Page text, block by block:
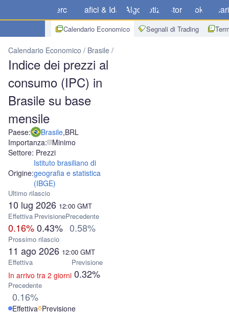
Mercati Grafici & Idee Algo Notizie Store Broker
Calendario Economico Segnali di Trading
Calendario Economico Brasile
Indice dei prezzi al
consumo (IPC) in
Brasile su base
mensile
Paese: Brasile,BRL
Importanza: Minimo
Settore: Prezzi
Origine:
Istituto brasiliano di
geografia e statistica
(IBGE)
Ultimo rilascio
10 lug 2026 12:00 GMT
Effettiva
0.16%
Previsione
0.43%
Precedente
0.58%
Prossimo rilascio
11 ago 2026 12:00 GMT
Effettiva
In arrivo tra 2 giorni
Previsione
0.32%
Precedente
0.16%
Effettiva Previsione